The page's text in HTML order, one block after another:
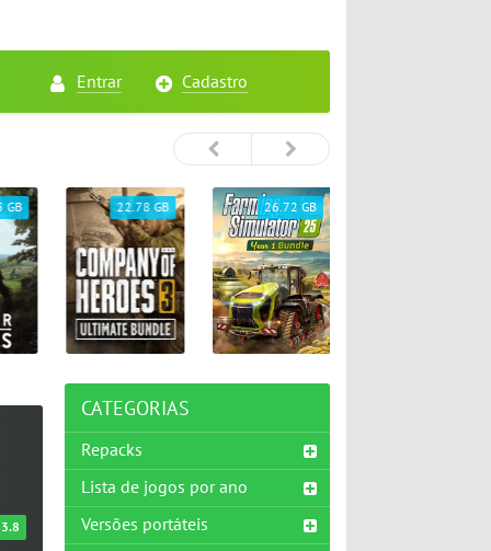
Entrar Cadastro
GB 22.78 GB 26.72 GB
3.8
CATEGORIAS
Repacks
Lista de jogos por ano
Versões portáteis